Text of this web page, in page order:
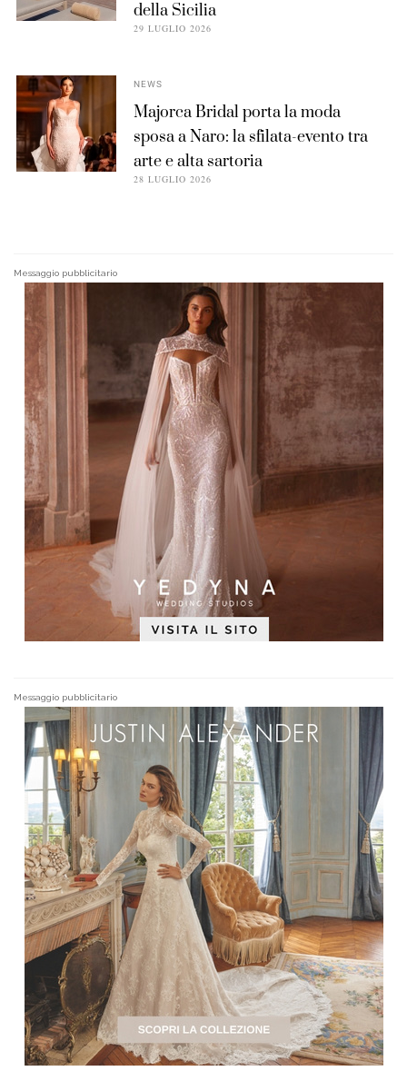
della Sicilia
29 LUGLIO 2026
NEWS
Majorca Bridal porta la moda
sposa a Naro: la sfilata-evento tra
arte e alta sartoria
28 LUGLIO 2026
Messaggio pubblicitario
Messaggio pubblicitario